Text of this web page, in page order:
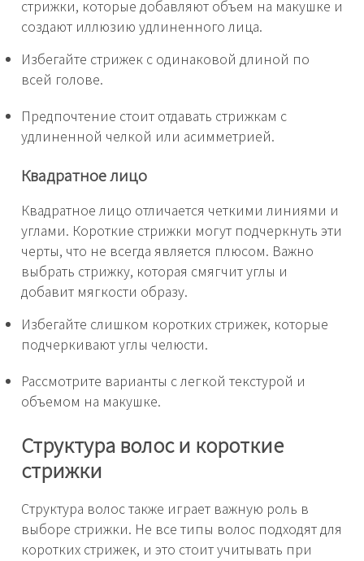
стрижки, которые добавляют объем на макушке и
создают иллюзию удлиненного лица.
Избегайте стрижек с одинаковой длиной по
всей голове.
Предпочтение стоит отдавать стрижкам с
удлиненной челкой или асимметрией.
Квадратное лицо
Квадратное лицо отличается четкими линиями и
углами. Короткие стрижки могут подчеркнуть эти
черты, что не всегда является плюсом. Важно
выбрать стрижку, которая смягчит углы и
добавит мягкости образу.
Избегайте слишком коротких стрижек, которые
подчеркивают углы челюсти.
Рассмотрите варианты с легкой текстурой и
объемом на макушке.
Структура волос и короткие
стрижки
Структура волос также играет важную роль в
выборе стрижки. Не все типы волос подходят для
коротких стрижек, и это стоит учитывать при